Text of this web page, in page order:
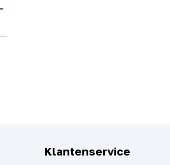
Klantenservice